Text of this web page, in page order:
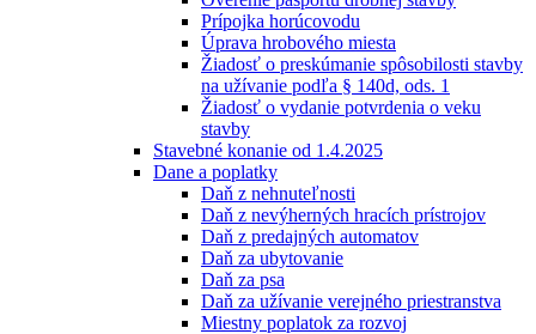
Prípojka horúcovodu
Úprava hrobového miesta
Žiadosť o preskúmanie spôsobilosti stavby
na užívanie podľa § 140d, ods. 1
Žiadosť o vydanie potvrdenia o veku
stavby
Stavebné konanie od 1.4.2025
Dane a poplatky
Daň z nehnuteľnosti
Daň z nevýherných hracích prístrojov
Daň z predajných automatov
Daň za ubytovanie
Daň za psa
Daň za užívanie verejného priestranstva
Miestny poplatok za rozvoj